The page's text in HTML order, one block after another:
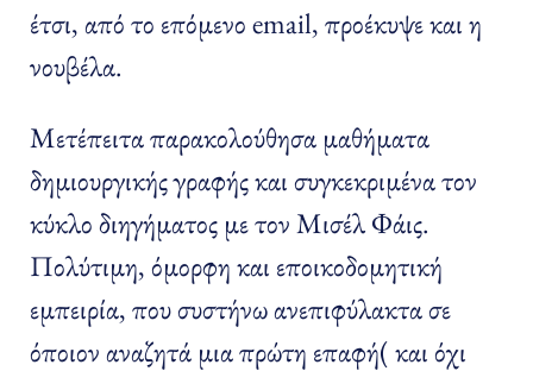
έτσι, από το επόμενο email, προέκυψε και η
νουβέλα.
Μετέπειτα παρακολούθησα μαθήματα
δημιουργικής γραφής και συγκεκριμένα τον
κύκλο διηγήματος με τον Μισέλ Φάις.
Πολύτιμη, όμορφη και εποικοδομητική
εμπειρία, που συστήνω ανεπιφύλακτα σε
όποιον αναζητά μια πρώτη επαφή( και όχι